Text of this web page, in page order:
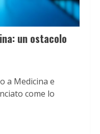
un ostacolo
a Medicina e
come lo